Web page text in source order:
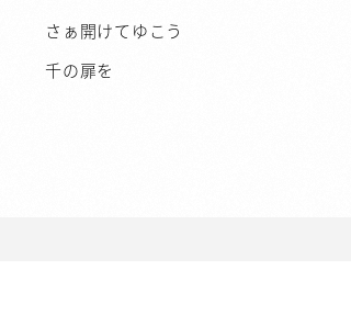
さぁ開けてゆこう
千の扉を